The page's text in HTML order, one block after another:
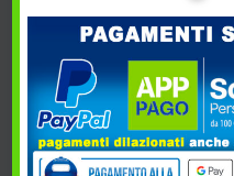
Deep Paradox Gravity
7,90€
Acquista